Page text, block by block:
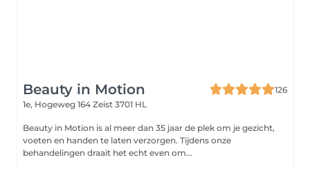
Beauty in Motion
126
1e, Hogeweg 164 Zeist 3701 HL
Beauty in Motion is al meer dan 35 jaar de plek om je gezicht,
voeten en handen te laten verzorgen. Tijdens onze
behandelingen draait het echt even om...